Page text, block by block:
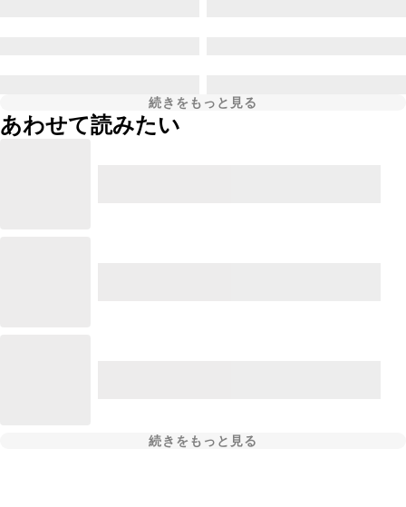
続きをもっと見る
あわせて読みたい
続きをもっと見る